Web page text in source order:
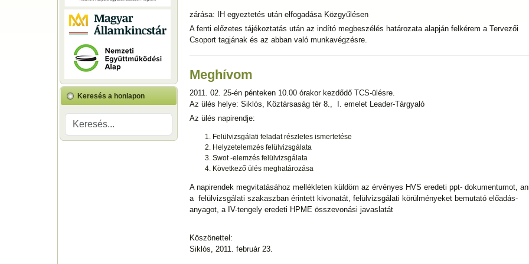
Keresés a honlapon
zárása: IH egyeztetés után elfogadása Közgyűlésen
A fenti előzetes tájékoztatás után az indító megbeszélés határozata alapján felkérem a Tervezői
Csoport tagjának és az abban való munkavégzésre.
Meghívom
2011. 02. 25-én pénteken 10.00 órakor kezdődő TCS-ülésre.
Az ülés helye: Siklós, Köztársaság tér 8., I. emelet Leader-Tárgyaló
Az ülés napirendje:
Felülvizsgálati feladat részletes ismertetése
Helyzetelemzés felülvizsgálata
Swot -elemzés felülvizsgálata
Következő ülés meghatározása
A napirendek megvitatásához mellékleten küldöm az érvényes HVS eredeti ppt- dokumentumot,
a felülvizsgálati szakaszban érintett kivonatát, felülvizsgálati körülményeket bemutató előadás-
anyagot, a IV-tengely eredeti HPME összevonási javaslatát
Köszönettel:
Siklós, 2011. február 23.